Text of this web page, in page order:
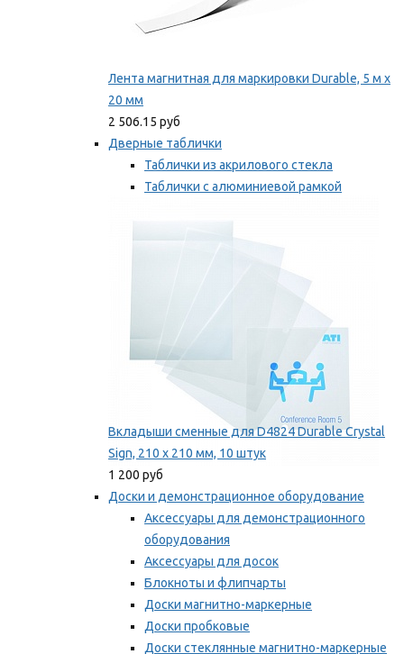
Лента магнитная для маркировки Durable, 5 м х
20 мм
2 506.15 руб
Дверные таблички
Таблички из акрилового стекла
Таблички с алюминиевой рамкой
Вкладыши сменные для D4824 Durable Crystal
Sign, 210 x 210 мм, 10 штук
1 200 руб
Доски и демонстрационное оборудование
Аксессуары для демонстрационного
оборудования
Аксессуары для досок
Блокноты и флипчарты
Доски магнитно-маркерные
Доски пробковые
Доски стеклянные магнитно-маркерные